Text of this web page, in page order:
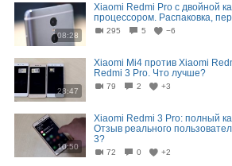
08:28
Xiaomi Redmi Pro с двойной
процессором. Распаковка,
295 5 −6
28:47
Xiaomi Mi4 против Xiaomi
Redmi 3 Pro. Что лучше?
79 2 +3
10:50
Xiaomi Redmi 3 Pro: полный
Отзыв реального
3?
72 0 +2